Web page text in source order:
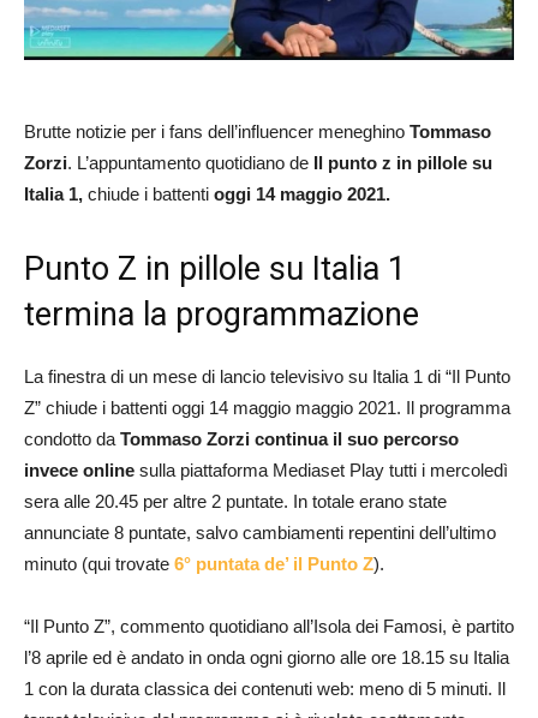
Brutte notizie per i fans dell’influencer meneghino Tommaso
Zorzi. L’appuntamento quotidiano de Il punto z in pillole su
Italia 1, chiude i battenti oggi 14 maggio 2021.
Punto Z in pillole su Italia 1
termina la programmazione
La finestra di un mese di lancio televisivo su Italia 1 di “Il Punto
Z” chiude i battenti oggi 14 maggio maggio 2021. Il programma
condotto da Tommaso Zorzi continua il suo percorso
invece online sulla piattaforma Mediaset Play tutti i mercoledì
sera alle 20.45 per altre 2 puntate. In totale erano state
annunciate 8 puntate, salvo cambiamenti repentini dell’ultimo
minuto (qui trovate 6° puntata de’ il Punto Z).
“Il Punto Z”, commento quotidiano all’Isola dei Famosi, è partito
l’8 aprile ed è andato in onda ogni giorno alle ore 18.15 su Italia
1 con la durata classica dei contenuti web: meno di 5 minuti. Il